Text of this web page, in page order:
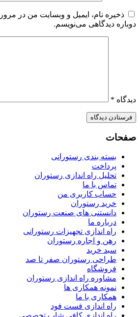
ذخیره نام، ایمیل و وبسایت من در
دیدگاهی می‌نویسم.
*
بسته بندی رستورانی
پرداخت
تحلیل راه اندازی رستوران
تماس با ما
حساب کاربری من
خرید رستوران
دانستنی های صنعت رستوران
درباره ما
راه اندازی تجهیزات رستورانی
رهن و اجاره رستوران
سبد خرید
طراحی رستوران صفر تا صد
فروشگاه
مشاوره راه اندازی رستوران
نمونه همکاری ها
همکاری با ما
راه اندازی فست فود